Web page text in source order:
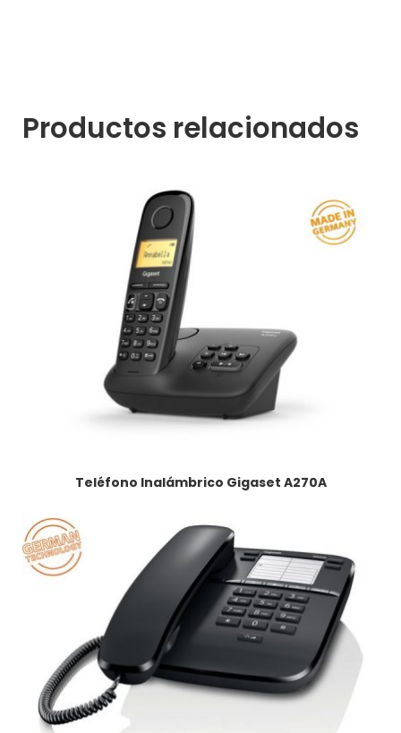
Productos relacionados
Teléfono Inalámbrico Gigaset A270A